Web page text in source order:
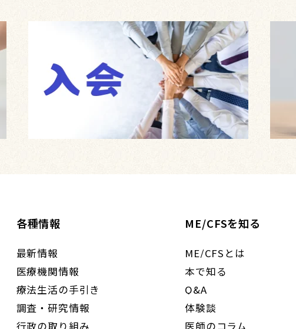
各種情報
最新情報
医療機関情報
療法生活の手引き
調査・研究情報
ME/CFSを知る
ME/CFSとは
本で知る
Q&A
体験談